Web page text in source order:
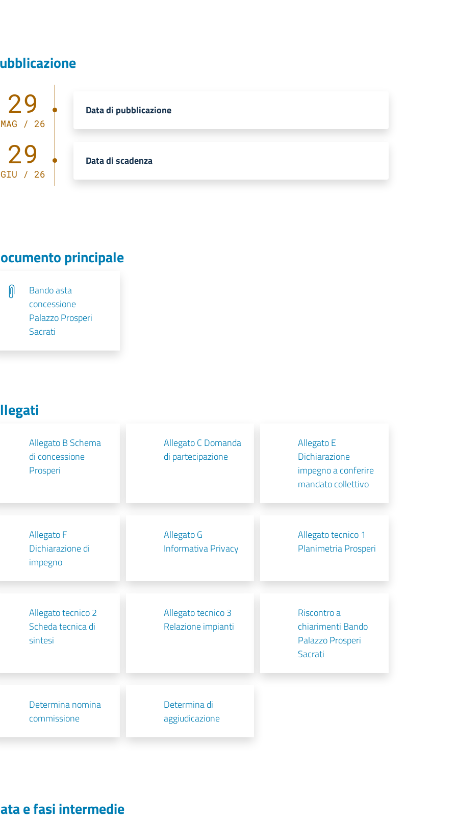
29
MAG / 26
Data di pubblicazione
29
GIU / 26
Data di scadenza
principale
Bando asta
concessione
Palazzo Prosperi
Sacrati
Allegato B Schema
di concessione
Prosperi
Allegato C Domanda
di partecipazione
Allegato E
Dichiarazione
impegno a conferire
mandato collettivo
Allegato F
Dichiarazione di
impegno
Allegato G
Informativa Privacy
Allegato tecnico 1
Planimetria Prosperi
Allegato tecnico 2
Scheda tecnica di
sintesi
Allegato tecnico 3
Relazione impianti
Riscontro a
chiarimenti Bando
Palazzo Prosperi
Sacrati
Determina nomina
commissione
Determina di
aggiudicazione
e fasi intermedie